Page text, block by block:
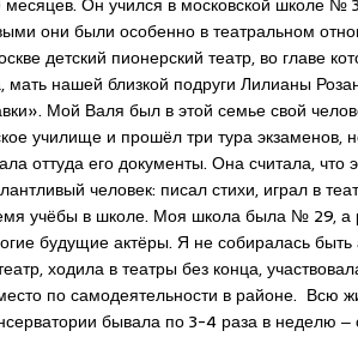
они были особенно в театральном
детский пионерский театр, во главе
мать нашей близкой подруги Лилианы
Мой Валя был в этой семье свой
училище и прошёл три тура экзаменов,
оттуда его документы. Она считала,
человек: писал стихи, играл в
учёбы в школе. Моя школа была № 29, а
будущие актёры. Я не собиралась быть
ходила в театры без конца,
по самодеятельности в районе. Всю
бывала по 3-4 раза в неделю ‒